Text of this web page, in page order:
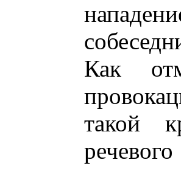
Как
такой